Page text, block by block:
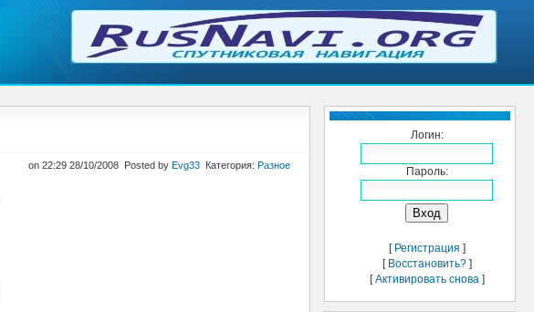
Логин:
Пароль:
[ Регистрация ]
[ Восстановить?]
[Активировать снова]
on 22:29 28/10/2008 Posted by Evg33 Категория: Разное